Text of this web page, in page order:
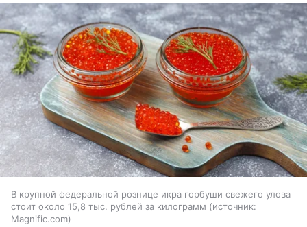
В крупной федеральной рознице икра горбуши свежего улова
стоит около 15,8 тыс. рублей за килограмм
источник:
Magnific.com